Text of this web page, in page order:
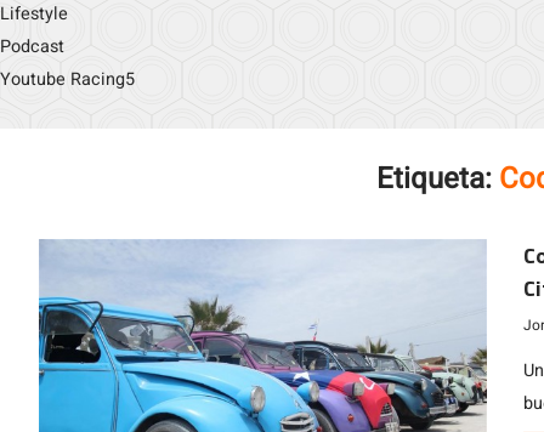
Lifestyle
Podcast
Youtube Racing5
Etiqueta: